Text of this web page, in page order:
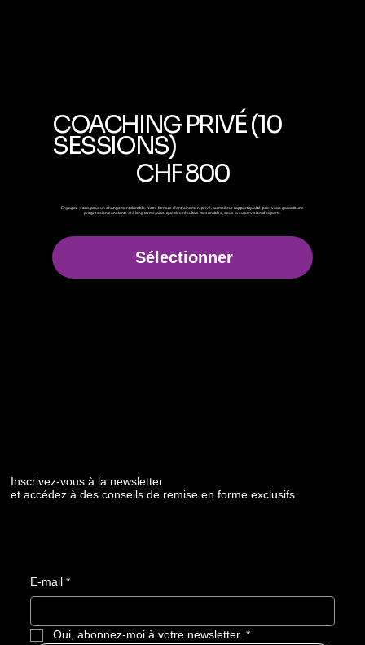
COACHING PRIVÉ (10
SESSIONS)
CHF800
Engagez-vous pour un changement durable. Notre formule d'entraînement privé, au meilleur rapport qualité-prix, vous garantit une
progression constante et à long terme, ainsi que des résultats mesurables, sous la supervision d'experts.
Sélectionner
Inscrivez-vous à la newsletter
et accédez à des conseils de remise en forme exclusifs
E-mail *
Oui, abonnez-moi à votre newsletter. *